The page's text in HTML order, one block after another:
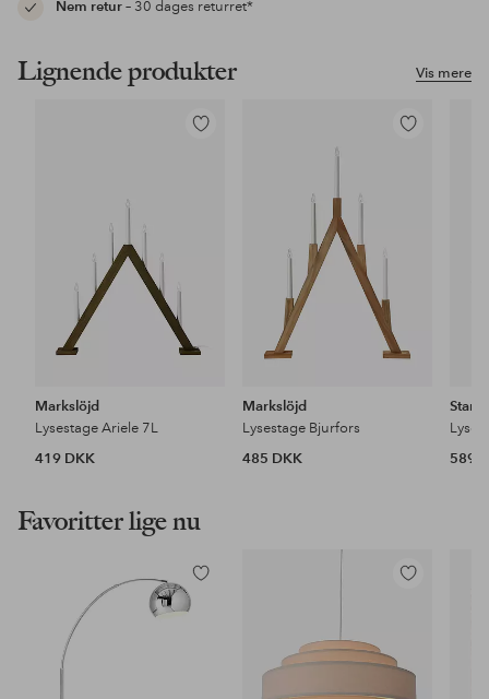
Nem retur– 30 dages returret*
Vis mere
Lignende produkter
Tilføj
Markslöjd
Lysestage Ariele 7L
419 DKK
Tilføj
Markslöjd
Lysestage Bjurfors
485 DKK
Star
589
Favoritter lige nu
Tilføj
til
Tilføj